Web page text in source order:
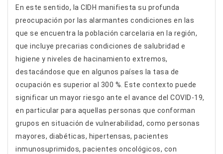
En este sentido, la CIDH manifiesta su profunda
preocupación por las alarmantes condiciones en las
que se encuentra la población carcelaria en la región,
que incluye precarias condiciones de salubridad e
higiene y niveles de hacinamiento extremos,
destacándose que en algunos países la tasa de
ocupación es superior al 300 %. Este contexto puede
significar un mayor riesgo ante el avance del COVID-19,
en particular para aquellas personas que conforman
grupos en situación de vulnerabilidad, como personas
mayores, diabéticas, hipertensas, pacientes
inmunosuprimidos, pacientes oncológicos, con